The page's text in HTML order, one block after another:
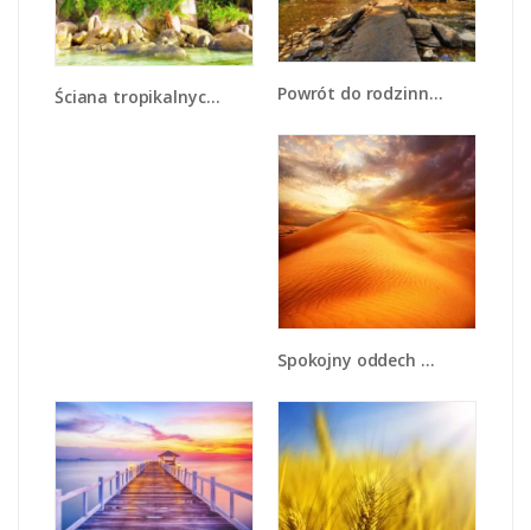
Ściana tropikalnych drzew - KN086 Powrót do rodzinnego domu - KN937
Spokojny oddech w pustynnym klimacie - KN567